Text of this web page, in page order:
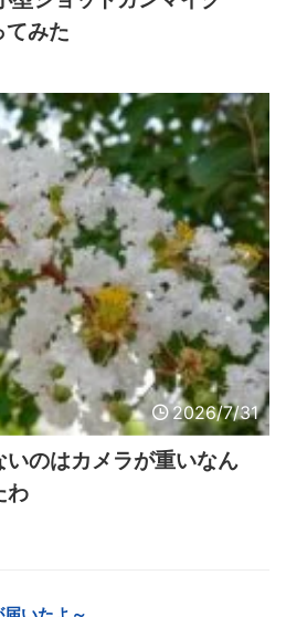
てみた
2026/7/31
のはカメラが重いなん
わ